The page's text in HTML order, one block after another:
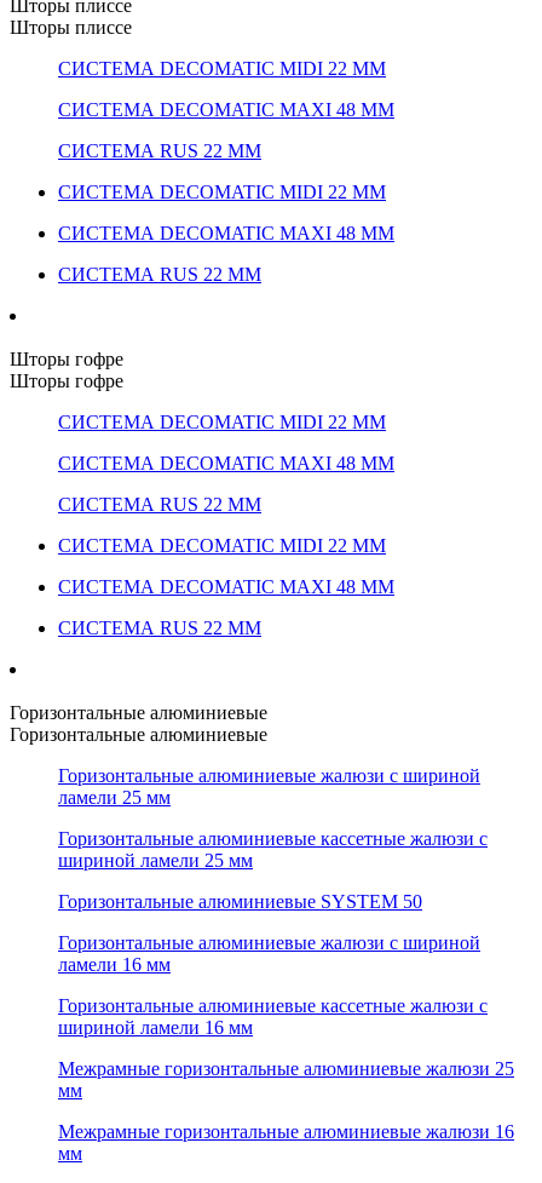
Шторы плиссе
Шторы плиссе
СИСТЕМА DECOMATIC MIDI 22 ММ
СИСТЕМА DECOMATIC MAXI 48 ММ
СИСТЕМА RUS 22 ММ
СИСТЕМА DECOMATIC MIDI 22 ММ
СИСТЕМА DECOMATIC MAXI 48 ММ
СИСТЕМА RUS 22 ММ
Шторы гофре
Шторы гофре
СИСТЕМА DECOMATIC MIDI 22 ММ
СИСТЕМА DECOMATIC MAXI 48 ММ
СИСТЕМА RUS 22 ММ
СИСТЕМА DECOMATIC MIDI 22 ММ
СИСТЕМА DECOMATIC MAXI 48 ММ
СИСТЕМА RUS 22 ММ
Горизонтальные алюминиевые
Горизонтальные алюминиевые
Горизонтальные алюминиевые жалюзи с шириной
ламели 25 мм
Горизонтальные алюминиевые кассетные жалюзи с
шириной ламели 25 мм
Горизонтальные алюминиевые SYSTEM 50
Горизонтальные алюминиевые жалюзи с шириной
ламели 16 мм
Горизонтальные алюминиевые кассетные жалюзи с
шириной ламели 16 мм
Межрамные горизонтальные алюминиевые жалюзи 25
мм
Межрамные горизонтальные алюминиевые жалюзи 16
мм